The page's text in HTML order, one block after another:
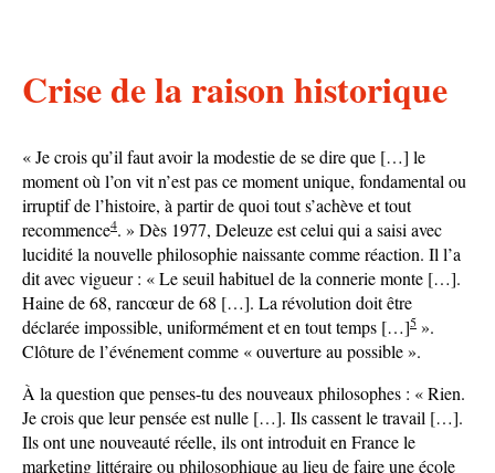
Crise de la raison historique
« Je crois qu’il faut avoir la modestie de se dire que […] le
moment où l’on vit n’est pas ce moment unique, fondamental ou
irruptif de l’histoire, à partir de quoi tout s’achève et tout
recommence4. » Dès 1977, Deleuze est celui qui a saisi avec
lucidité la nouvelle philosophie naissante comme réaction. Il l’a
dit avec vigueur : « Le seuil habituel de la connerie monte […].
Haine de 68, rancœur de 68 […]. La révolution doit être
déclarée impossible, uniformément et en tout temps […]5 ».
Clôture de l’événement comme « ouverture au possible ».
À la question que penses-tu des nouveaux philosophes : « Rien.
Je crois que leur pensée est nulle […]. Ils cassent le travail […].
Ils ont une nouveauté réelle, ils ont introduit en France le
marketing littéraire ou philosophique au lieu de faire une école